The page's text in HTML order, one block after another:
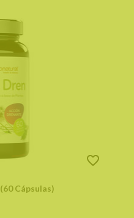
Cápsulas)